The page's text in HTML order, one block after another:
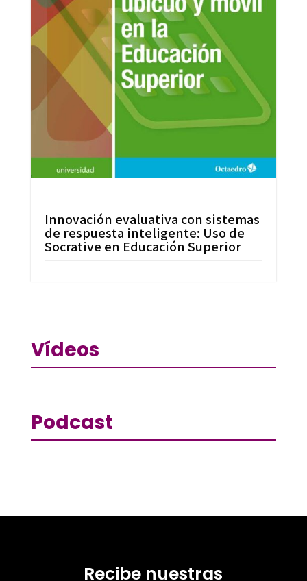
Innovación evaluativa con sistemas
de respuesta inteligente: Uso de
Socrative en Educación Superior
Vídeos
Podcast
Recibe nuestras